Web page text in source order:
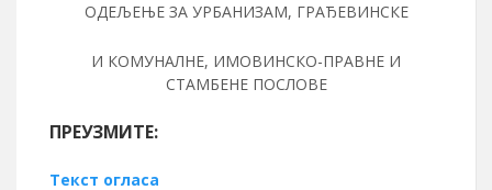
ОДЕЉЕЊЕ ЗА УРБАНИЗАМ, ГРАЂЕВИНСКЕ
И КОМУНАЛНЕ, ИМОВИНСКО-ПРАВНЕ И
СТАМБЕНЕ ПОСЛОВЕ
ПРЕУЗМИТЕ:
Текст огласа